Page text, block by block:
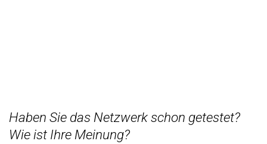
Haben Sie das Netzwerk schon getestet?
Wie ist Ihre Meinung?